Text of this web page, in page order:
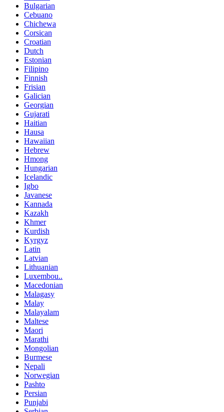
Bulgarian
Cebuano
Chichewa
Corsican
Croatian
Dutch
Estonian
Filipino
Finnish
Frisian
Galician
Georgian
Gujarati
Haitian
Hausa
Hawaiian
Hebrew
Hmong
Hungarian
Icelandic
Igbo
Javanese
Kannada
Kazakh
Khmer
Kurdish
Kyrgyz
Latin
Latvian
Lithuanian
Luxembou..
Macedonian
Malagasy
Malay
Malayalam
Maltese
Maori
Marathi
Mongolian
Burmese
Nepali
Norwegian
Pashto
Persian
Punjabi